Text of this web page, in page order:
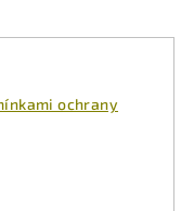
ochrany